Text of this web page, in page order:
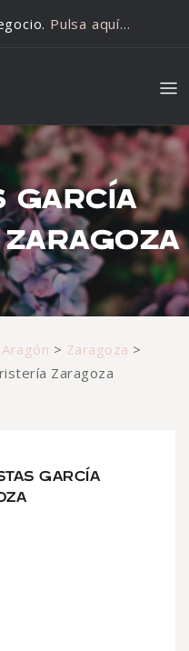
Pulsa aquí…
GARCÍA
Aragón > Zaragoza >
Zaragoza
GARCÍA